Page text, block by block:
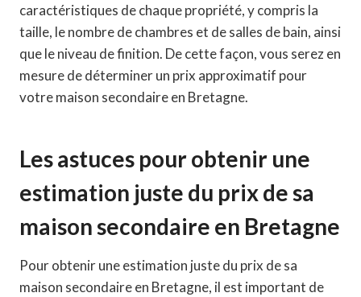
caractéristiques de chaque propriété, y compris la
taille, le nombre de chambres et de salles de bain, ainsi
que le niveau de finition. De cette façon, vous serez en
mesure de déterminer un prix approximatif pour
votre maison secondaire en Bretagne.
Les astuces pour obtenir une
estimation juste du prix de sa
maison secondaire en Bretagne
Pour obtenir une estimation juste du prix de sa
maison secondaire en Bretagne, il est important de